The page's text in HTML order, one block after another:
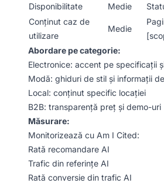
Disponibilitate Medie
Conținut caz de
utilizare
Medie
Abordare pe categorie:
Electronice: accent pe specificații
Modă: ghiduri de stil și informații
Local: conținut specific locației
B2B: transparență preț și demo-uri
Măsurare:
Monitorizează cu Am I Cited:
Rată recomandare AI
Trafic din referințe AI
Rată conversie din trafic AI